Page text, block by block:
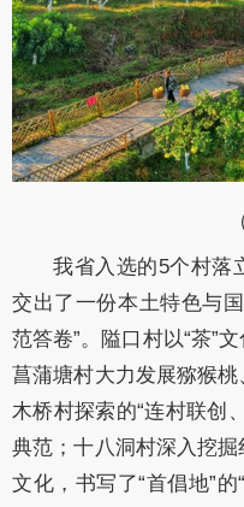
我省入选的5个村落
交出了一份本土特色与
范答卷”。隘口村以“茶”
菖蒲塘村大力发展猕猴
木桥村探索的“连村联创
典范；十八洞村深入挖
文化，书写了“首倡地”